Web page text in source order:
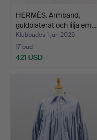
HERMÈS. Armband,
guldpläterat och lilja em…
Klubbades 1 jun 2026
17 bud
421 USD